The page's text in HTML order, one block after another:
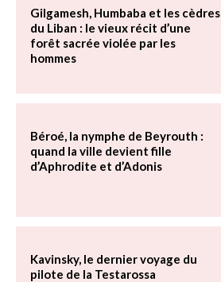
Gilgamesh, Humbaba et les cèdres
du Liban : le vieux récit d’une
forêt sacrée violée par les
hommes
Béroé, la nymphe de Beyrouth :
quand la ville devient fille
d’Aphrodite et d’Adonis
Kavinsky, le dernier voyage du
pilote de la Testarossa